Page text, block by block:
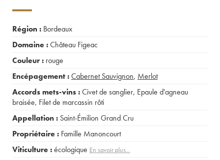
Région : Bordeaux
Domaine :Château Figeac
Couleur : rouge
Encépagement :Cabernet Sauvignon, Merlot
Accords mets-vins :Civet de sanglier, Epaule d'agneau
braisée, Filet de marcassin rôti
Appellation : Saint-Émilion Grand Cru
Propriétaire : Famille Manoncourt
Viticulture :écologique En savoir plus...